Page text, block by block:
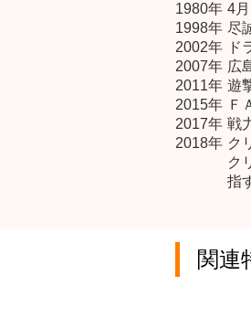
1980年 4
1998年 尽
2002年 ド
2007年 広
2011年 遊
2015年 Ｆ
2017年 戦
2018年 ク
ク
指
関連